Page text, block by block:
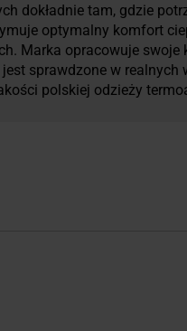
dokładnie tam, gdzie
optymalny komfort
Marka opracowuje swoje
sprawdzone w
polskiej odzieży